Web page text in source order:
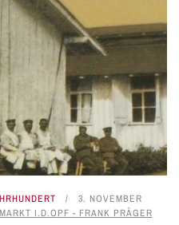
3. NOVEMBER
I.D.OPF - FRANK PRÄGER